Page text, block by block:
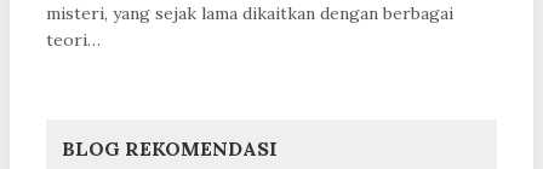
misteri, yang sejak lama dikaitkan dengan berbagai
teori…
BLOG REKOMENDASI